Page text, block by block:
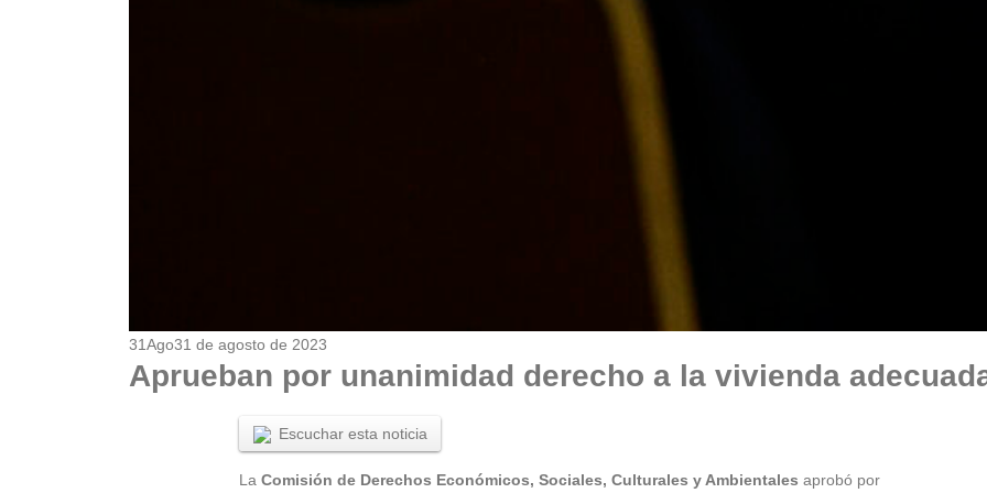
31Ago31 de agosto de 2023
Aprueban por unanimidad derecho a la vivienda
Escuchar esta noticia
La Comisión de Derechos Económicos, Sociales, Culturales y Ambientales aprobó por